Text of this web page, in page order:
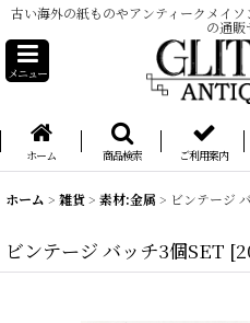
古い海外の紙ものやアンティークメイ
の通販
メニュー
ホーム 商品検索 ご利用案内
ホーム > 雑貨> 素材:金属 > ビンテージ
ビンテージ バッチ3個SET [